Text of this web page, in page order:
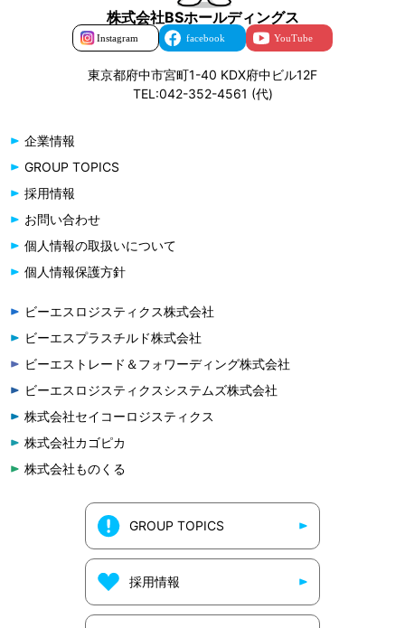
株式会社BSホールディングス
東京都府中市宮町1-40 KDX府中ビル12F
TEL:042-352-4561 (代)
企業情報
GROUP TOPICS
採用情報
お問い合わせ
個人情報の取扱いについて
個人情報保護方針
ビーエスロジスティクス株式会社
ビーエスプラスチルド株式会社
ビーエストレード＆フォワーディング株式会社
ビーエスロジスティクスシステムズ株式会社
株式会社セイコーロジスティクス
株式会社カゴピカ
株式会社ものくる
GROUP TOPICS
採用情報